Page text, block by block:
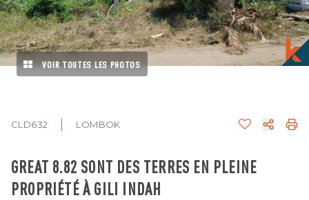
VOIR TOUTES LES PHOTOS
CLD632 LOMBOK
GREAT 8.82 SONT DES TERRES EN PLEINE
PROPRIÉTÉ À GILI INDAH